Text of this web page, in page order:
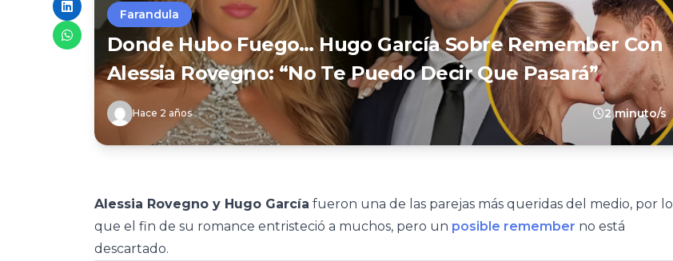
Farandula
Donde Hubo Fuego… Hugo García Sobre Remember Con
Alessia Rovegno: “No Te Puedo Decir Que Pasará”
Hace 2 años 2 minuto/s
Alessia Rovegno y Hugo García fueron una de las parejas más queridas del medio, por lo
que el fin de su romance entristeció a muchos, pero un posible remember no está
descartado.